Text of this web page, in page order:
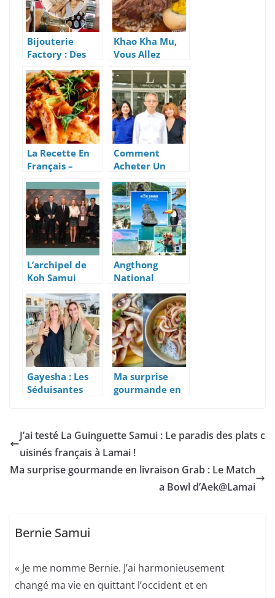
Bijouterie
Factory : Des
Joyaux
Artisanaux
Uniques,
Éditions
Limitées – Koh
Samui
Khao Kha Mu,
Vous Allez
Royalement
Saliver
La Recette En
Français –
Curry Panang
Thaï Au Poulet
– Marion’s
Kitchen
Comment
Acheter Un
Bien
Immobilier En
Thaïlande
Grâce à
l’Agence SLP
Koh Samui
L’archipel de
Koh Samui
Gagne 2 «
Responsible
Thailand
Awards 2022 »
Angthong
National
Marine Park
Excursions –
Pourquoi
Différents Prix
Gayesha : Les
Séduisantes
Ma surprise
gourmande en
J’ai testé La Guinguette Samui : Le paradis des plats c
uisinés français à Lamai !
Ma surprise gourmande en livraison Grab : Le Match
a Bowl d’Aek@Lamai
Bernie Samui
« Je me nomme Bernie. J’ai harmonieusement
changé ma vie en quittant l’occident et en